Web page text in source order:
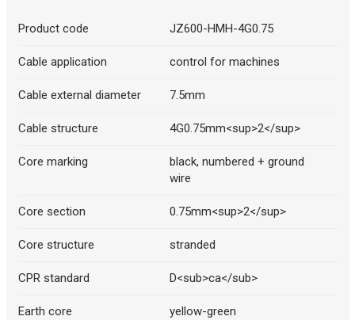
Product code JZ600-HMH-4G0.75
Cable application control for machines
Cable external diameter 7.5mm
Cable structure 4G0.75mm<sup>2</sup>
Core marking
black, numbered + ground
wire
Core section 0.75mm<sup>2</sup>
Core structure stranded
CPR standard D<sub>ca</sub>
Earth core yellow-green